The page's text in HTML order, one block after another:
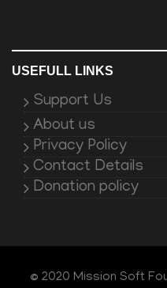
USEFULL LINKS
Support Us
About us
Privacy Policy
Contact Details
Donation policy
© 2020 Mission Soft